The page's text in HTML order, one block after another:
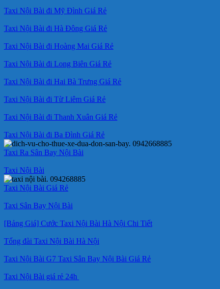
Taxi Nội Bài đi Mỹ Đình Giá Rẻ
Taxi Nội Bài đi Hà Đông Giá Rẻ
Taxi Nội Bài đi Hoàng Mai Giá Rẻ
Taxi Nội Bài đi Long Biên Giá Rẻ
Taxi Nội Bài đi Hai Bà Trưng Giá Rẻ
Taxi Nội Bài đi Từ Liêm Giá Rẻ
Taxi Nội Bài đi Thanh Xuân Giá Rẻ
Taxi Nội Bài đi Ba Đình Giá Rẻ
Taxi Ra Sân Bay Nội Bài
Taxi Nội Bài
Taxi Nội Bài Giá Rẻ
Taxi Sân Bay Nội Bài
[Bảng Giá] Cước Taxi Nội Bài Hà Nội Chi Tiết
Tổng đài Taxi Nội Bài Hà Nội
Taxi Nội Bài G7 Taxi Sân Bay Nội Bài Giá Rẻ
Taxi Nội Bài giá rẻ 24h